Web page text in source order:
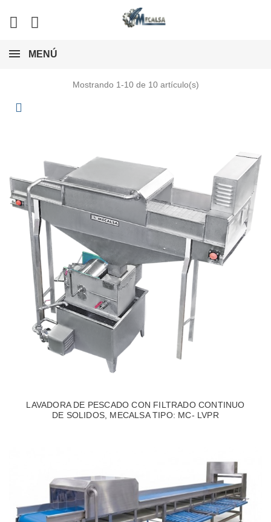
MENÚ
Mostrando 1-10 de 10 artículo(s)
LAVADORA DE PESCADO CON FILTRADO CONTINUO
DE SOLIDOS, MECALSA TIPO: MC- LVPR